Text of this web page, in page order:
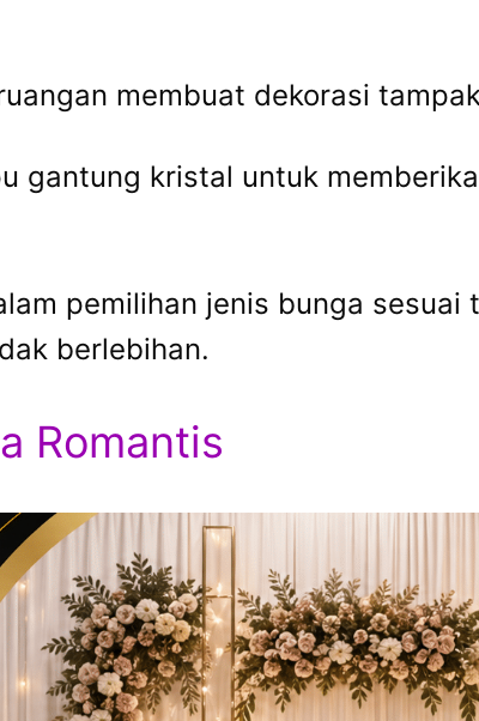
membuat dekorasi
gantung kristal untuk
pemilihan jenis bunga sesuai
berlebihan.
Romantis